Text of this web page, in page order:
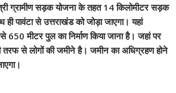
ग्रामीण सड़क योजना के तहत 14 किलोमीटर सड़क
पावंटा से उत्तराखंड को जोड़ा जाएगा। यहां
मीटर पुल का निर्माण किया जाना है। जहां पर
तरफ से लोगों की जमीने है। जमीन का अधिग्रहण होने